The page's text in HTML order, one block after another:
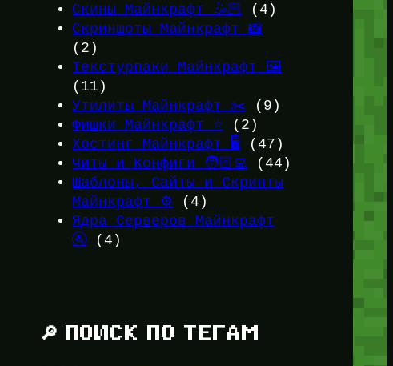
Скины Майнкрафт 🤹🏻
(4)
Скриншоты Майнкрафт 📸
(2)
Текстурпаки Майнкрафт 🖼️
(11)
Утилиты Майнкрафт ✂️ (9)
Фишки Майнкрафт ⭐ (2)
Хостинг Майнкрафт 🖥️
(47)
Читы и Конфиги 🧑🏻‍💻 (44)
Шаблоны, Сайты и Скрипты
Майнкрафт ⚙️ (4)
Ядра Серверов Майнкрафт
🚰 (4)
🔎 ПОИСК ПО ТЕГАМ